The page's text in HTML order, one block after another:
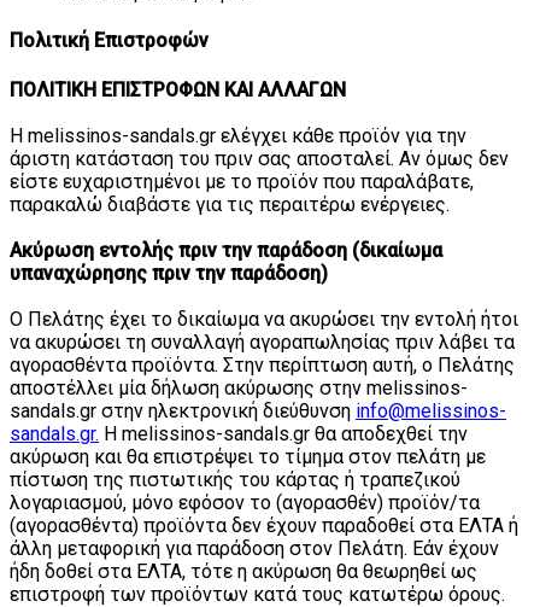
Πολιτική Επιστροφών
ΠΟΛΙΤΙΚΗ ΕΠΙΣΤΡΟΦΩΝ ΚΑΙ ΑΛΛΑΓΩΝ
Η melissinos-sandals.gr ελέγχει κάθε προϊόν για την
άριστη κατάσταση του πριν σας αποσταλεί. Αν όμως δεν
είστε ευχαριστημένοι με το προϊόν που παραλάβατε,
παρακαλώ διαβάστε για τις περαιτέρω ενέργειες.
Ακύρωση εντολής πριν την παράδοση (δικαίωμα
υπαναχώρησης πριν την παράδοση)
Ο Πελάτης έχει το δικαίωμα να ακυρώσει την εντολή ήτοι
να ακυρώσει τη συναλλαγή αγοραπωλησίας πριν λάβει τα
αγορασθέντα προϊόντα. Στην περίπτωση αυτή, ο Πελάτης
αποστέλλει μία δήλωση ακύρωσης στην melissinos-
sandals.gr στην ηλεκτρονική διεύθυνση info@melissinos-
sandals.gr. Η melissinos-sandals.gr θα αποδεχθεί την
ακύρωση και θα επιστρέψει το τίμημα στον πελάτη με
πίστωση της πιστωτικής του κάρτας ή τραπεζικού
λογαριασμού, μόνο εφόσον το (αγορασθέν) προϊόν/τα
(αγορασθέντα) προϊόντα δεν έχουν παραδοθεί στα ΕΛΤΑ ή
άλλη μεταφορική για παράδοση στον Πελάτη. Εάν έχουν
ήδη δοθεί στα ΕΛΤΑ, τότε η ακύρωση θα θεωρηθεί ως
επιστροφή των προϊόντων κατά τους κατωτέρω όρους.